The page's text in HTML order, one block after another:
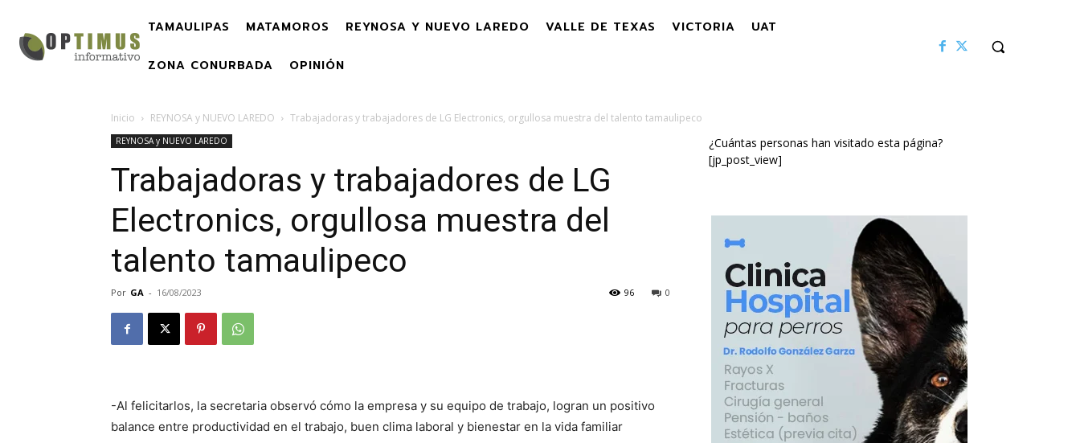
TAMAULIPAS MATAMOROS REYNOSA Y NUEVO LAREDO VALLE DE TEXAS VICTORIA UAT
ZONA CONURBADA OPINIÓN
Inicio REYNOSA y NUEVO LAREDO Trabajadoras y trabajadores de LG Electronics, orgullosa muestra del talento tamaulipeco
REYNOSA y NUEVO LAREDO
Trabajadoras y trabajadores de LG
Electronics, orgullosa muestra del
talento tamaulipeco
Por GA - 16/08/2023 0
96
-Al felicitarlos, la secretaria observó cómo la empresa y su equipo de trabajo, logran un positivo
balance entre productividad en el trabajo, buen clima laboral y bienestar en la vida familiar
¿Cuántas personas han visitado esta página?
[jp_post_view]